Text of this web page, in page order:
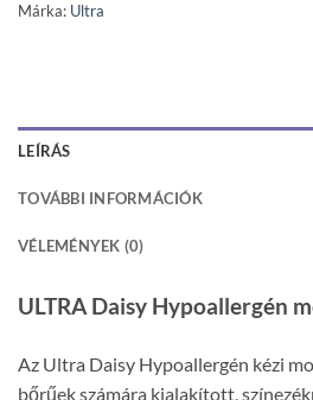
Márka: Ultra
LEÍRÁS
TOVÁBBI INFORMÁCIÓK
VÉLEMÉNYEK (0)
ULTRA Daisy Hypoallergén
Az Ultra Daisy Hypoallergén kézi
bőrűek számára kialakított,